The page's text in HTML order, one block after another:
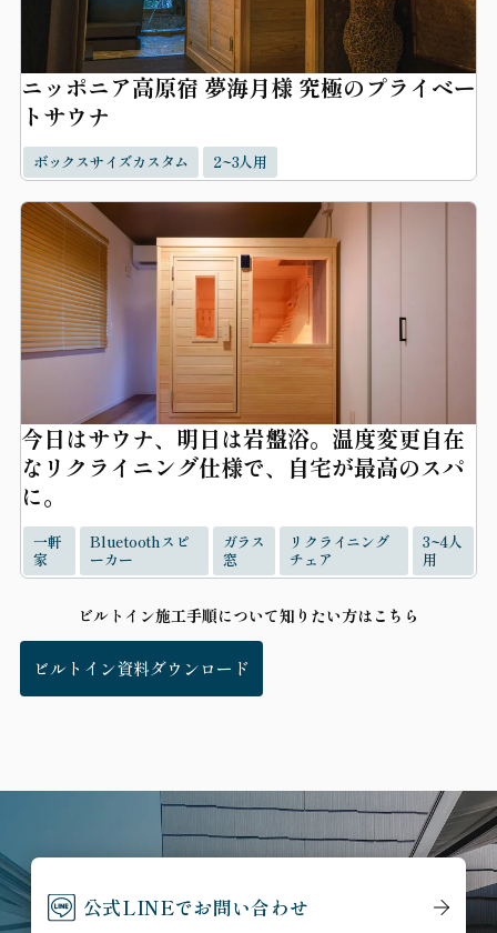
ニッポニア高原宿 夢海月様 究極のプライベー
トサウナ
ボックスサイズカスタム 2~3人用
今日はサウナ、明日は岩盤浴。温度変更自在
なリクライニング仕様で、自宅が最高のスパ
に。
一軒
家
Bluetoothスピ
ーカー
ガラス
窓
リクライニング
チェア
3~4人
用
ビルトイン施工手順について知りたい方はこちら
ビルトイン資料ダウンロード
公式LINEでお問い合わせ